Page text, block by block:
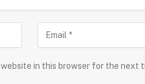
website in this browser for the next